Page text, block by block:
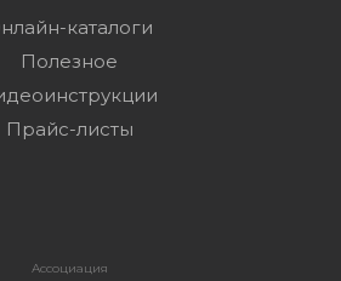
каталоги
Полезное
Прайс-листы
Ассоциация